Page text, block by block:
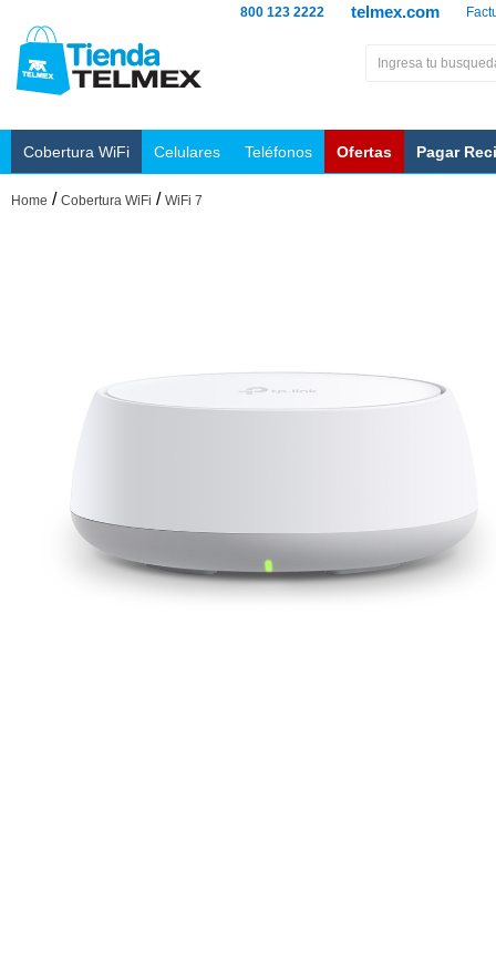
telmex.com
800 123 2222
Cobertura WiFi Celulares Teléfonos Ofertas Pagar
Home / Cobertura WiFi / WiFi 7